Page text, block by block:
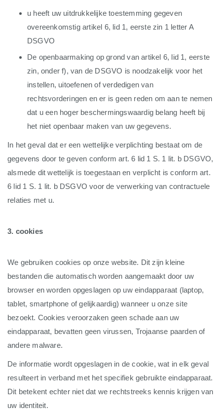
u heeft uw uitdrukkelijke toestemming gegeven
overeenkomstig artikel 6, lid 1, eerste zin 1 letter A
DSGVO
De openbaarmaking op grond van artikel 6, lid 1, eerste
zin, onder f), van de DSGVO is noodzakelijk voor het
instellen, uitoefenen of verdedigen van
rechtsvorderingen en er is geen reden om aan te nemen
dat u een hoger beschermingswaardig belang heeft bij
het niet openbaar maken van uw gegevens.
In het geval dat er een wettelijke verplichting bestaat om de
gegevens door te geven conform art. 6 lid 1 S. 1 lit. b DSGVO,
alsmede dit wettelijk is toegestaan en verplicht is conform art.
6 lid 1 S. 1 lit. b DSGVO voor de verwerking van contractuele
relaties met u.
3. cookies
We gebruiken cookies op onze website. Dit zijn kleine
bestanden die automatisch worden aangemaakt door uw
browser en worden opgeslagen op uw eindapparaat (laptop,
tablet, smartphone of gelijkaardig) wanneer u onze site
bezoekt. Cookies veroorzaken geen schade aan uw
eindapparaat, bevatten geen virussen, Trojaanse paarden of
andere malware.
De informatie wordt opgeslagen in de cookie, wat in elk geval
resulteert in verband met het specifiek gebruikte eindapparaat.
Dit betekent echter niet dat we rechtstreeks kennis krijgen van
uw identiteit.